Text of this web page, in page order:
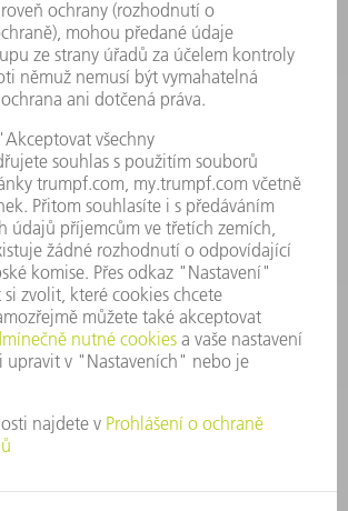
INFORMACE
Často kladené dotazy
Všeobecné obchodní podmínky
KONTAKTNÍ ÚDAJE
Náhradní díly
+420 251 106 254
Po - čt 8:00 - 17:00
Pá 8:00 - 16:00
ND@trumpf.com
KONTAKTNÍ ÚDAJE
Nástroje
+420 251 106 250
Po - pá 8:00 - 16:00
nastroje@trumpf.com